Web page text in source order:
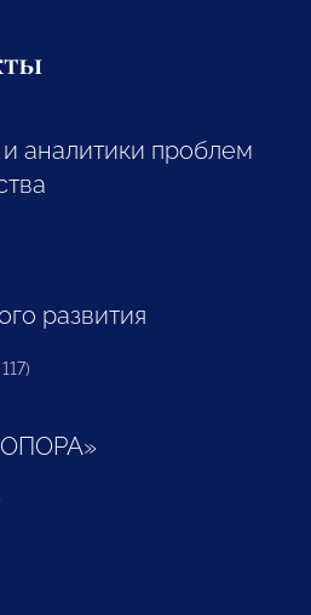
аналитики проблем
развития